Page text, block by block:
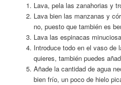
Lava, pela las zanahorias y
Lava bien las manzanas y
no, puesto que también es
Lava las espinacas
Introduce todo en el vaso de
quieres, también puedes
Añade la cantidad de agua
bien frío, un poco de hielo